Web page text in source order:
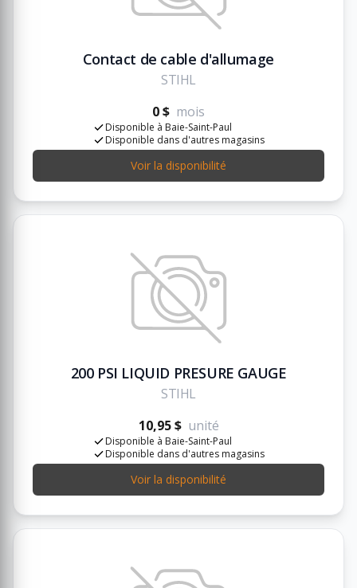
Contact de cable d'allumage
STIHL
0 $ mois
Disponible à Baie-Saint-Paul
Disponible dans d'autres magasins
Voir la disponibilité
200 PSI LIQUID PRESURE GAUGE
STIHL
10,95 $ unité
Disponible à Baie-Saint-Paul
Disponible dans d'autres magasins
Voir la disponibilité